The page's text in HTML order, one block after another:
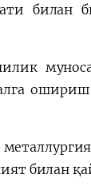
билан
ошириш
билан